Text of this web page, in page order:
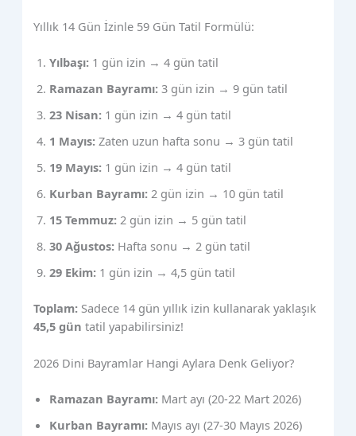
Yıllık 14 Gün İzinle 59 Gün Tatil Formülü:
Yılbaşı: 1 gün izin → 4 gün tatil
Ramazan Bayramı: 3 gün izin → 9 gün tatil
23 Nisan: 1 gün izin → 4 gün tatil
1 Mayıs: Zaten uzun hafta sonu → 3 gün tatil
19 Mayıs: 1 gün izin → 4 gün tatil
Kurban Bayramı: 2 gün izin → 10 gün tatil
15 Temmuz: 2 gün izin → 5 gün tatil
30 Ağustos: Hafta sonu → 2 gün tatil
29 Ekim: 1 gün izin → 4,5 gün tatil
Toplam: Sadece 14 gün yıllık izin kullanarak yaklaşık
45,5 gün tatil yapabilirsiniz!
2026 Dini Bayramlar Hangi Aylara Denk Geliyor?
Ramazan Bayramı: Mart ayı (20-22 Mart 2026)
Kurban Bayramı: Mayıs ayı (27-30 Mayıs 2026)